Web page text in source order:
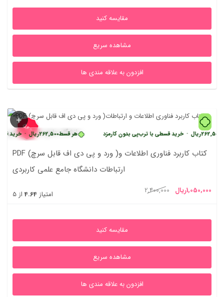
1,950,000ریال
1,105,000ریال
مقایسه کنید
مشاهده سریع
افزدون به علاقه مندی ها
56% هر قسط262,500ریال • خرید قسطی با ریال • خرید قسطی با ترب‌پی بدون کارمزد
PDF (ورد و پی دی اف قابل سرچ )کتاب کاربرد فناوری اطلاعات و
ارتباطات دانشگاه جامع علمی کاربردی
امتیاز4.64 از 5 2,400,000
قیمت
2,400,000ریال
1,050,000ریال
1,050,000ریال
مقایسه کنید
مشاهده سریع
افزدون به علاقه مندی ها